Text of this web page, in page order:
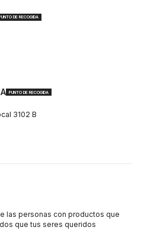
DE RECOGIDA
PUNTO DE RECOGIDA
3102 B
las personas con productos que
que tus seres queridos